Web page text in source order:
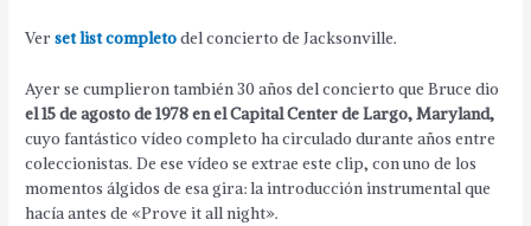
Verset list completodel concierto de Jacksonville.
Ayer se cumplieron también 30 años del concierto que Bruce dio
el 15 de agosto de 1978 en el Capital Center de Largo, Maryland,
cuyo fantástico vídeo completo ha circulado durante años entre
coleccionistas. De ese vídeo se extrae este clip, con uno de los
momentos álgidos de esa gira: la introducción instrumental que
hacía antes de «Prove it all night».